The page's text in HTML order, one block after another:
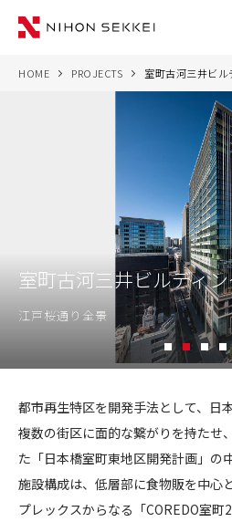
NEWS
CORPORATE
RECRUIT
HOME PROJECTS 室町古河三井ビ
室町古河三井ビルディ
江戸桜通り全景
1 2 3 4
都市再生特区を開発手法として、日
複数の街区に面的な繋がりを持たせ
た「日本橋室町東地区開発計画」の
施設構成は、低層部に食物販を中心
プレックスからなる「COREDO室